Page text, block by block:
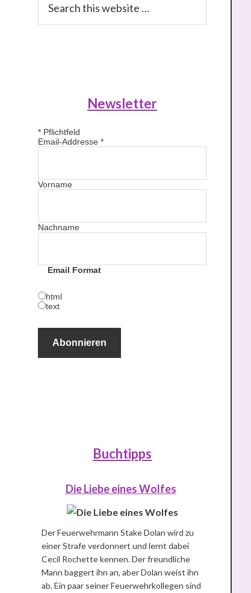
this
Newsletter
* Pflichtfeld
Email-Addresse *
Vorname
Nachname
Email Format
html
text
Buchtipps
Die Liebe eines Wolfes
Der Feuerwehrmann Stake Dolan wird zu
einer Strafe verdonnert und lernt dabei
Cecil Rochette kennen. Der freundliche
Mann baggert ihn an, aber Dolan weist ihn
ab. Ein paar seiner Feuerwehrkollegen sind